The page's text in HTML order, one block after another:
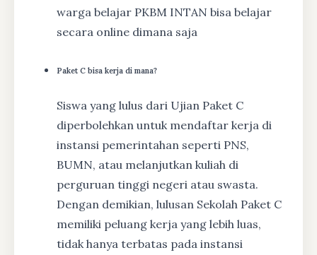
warga belajar PKBM INTAN bisa belajar
secara online dimana saja
Paket C bisa kerja di mana?
Siswa yang lulus dari Ujian Paket C
diperbolehkan untuk mendaftar kerja di
instansi pemerintahan seperti PNS,
BUMN, atau melanjutkan kuliah di
perguruan tinggi negeri atau swasta.
Dengan demikian, lulusan Sekolah Paket C
memiliki peluang kerja yang lebih luas,
tidak hanya terbatas pada instansi